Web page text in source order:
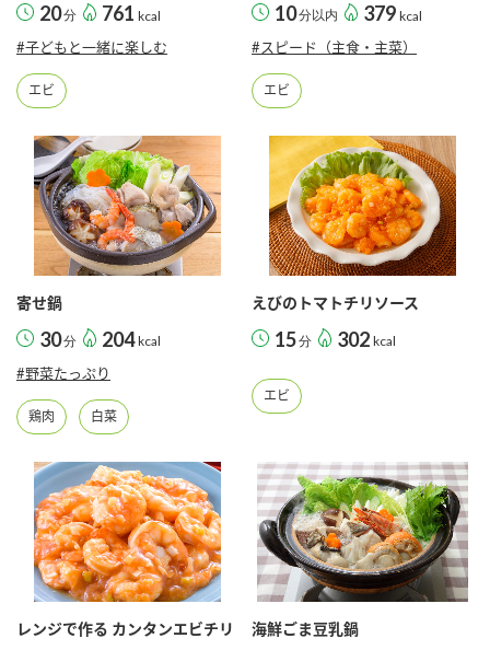
20分 761 kcal
#子どもと一緒に楽しむ
エビ
10分以内 379 kcal
#スピード（主食・主菜）
エビ
寄せ鍋
30分 204 kcal
#野菜たっぷり
鶏肉 白菜
えびのトマトチリソース
15分 302 kcal
エビ
レンジで作る カンタンエビチリ 海鮮ごま豆乳鍋